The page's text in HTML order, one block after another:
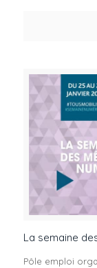
La semaine
Pôle emploi